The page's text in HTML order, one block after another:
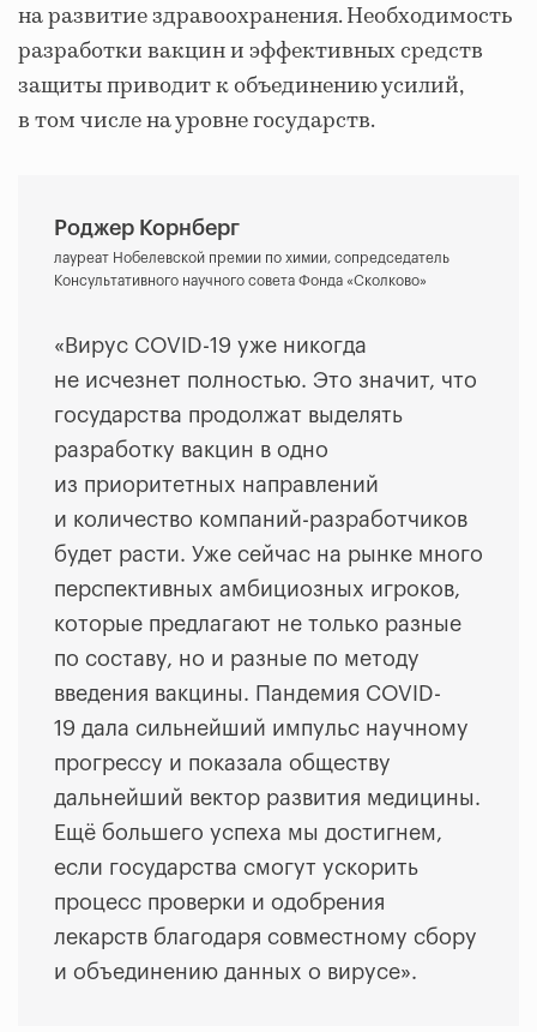
на развитие здравоохранения. Необходимость
разработки вакцин и эффективных средств
защиты приводит к объединению усилий,
в том числе на уровне государств.
Роджер Корнберг
лауреат Нобелевской премии по химии, сопредседатель
Консультативного научного совета Фонда «Сколково»
«Вирус COVID-19 уже никогда
не исчезнет полностью. Это значит, что
государства продолжат выделять
разработку вакцин в одно
из приоритетных направлений
и количество компаний-разработчиков
будет расти. Уже сейчас на рынке много
перспективных амбициозных игроков,
которые предлагают не только разные
по составу, но и разные по методу
введения вакцины. Пандемия COVID-
19 дала сильнейший импульс научному
прогрессу и показала обществу
дальнейший вектор развития медицины.
Ещё большего успеха мы достигнем,
если государства смогут ускорить
процесс проверки и одобрения
лекарств благодаря совместному сбору
и объединению данных о вирусе».